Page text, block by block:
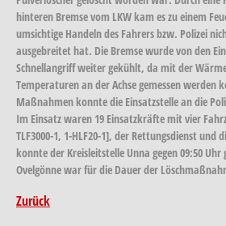
hinteren Bremse vom LKW kam es zu einem
umsichtige Handeln des Fahrers bzw. Polizei
ausgebreitet hat. Die Bremse wurde von den
Schnellangriff weiter gekühlt, da mit der
Temperaturen an der Achse gemessen werden
Maßnahmen konnte die Einsatzstelle an die
Im Einsatz waren 19 Einsatzkräfte mit vier
TLF3000-1, 1-HLF20-1], der Rettungsdienst und
konnte der Kreisleitstelle Unna gegen 09:50
Ovelgönne war für die Dauer der
Zurück